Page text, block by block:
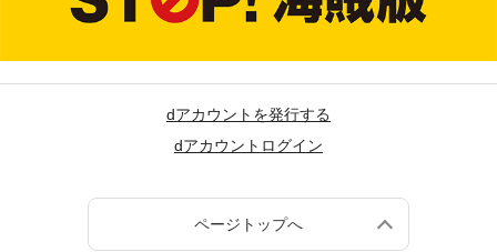
dアカウントを発行する
dアカウントログイン
ページトップへ